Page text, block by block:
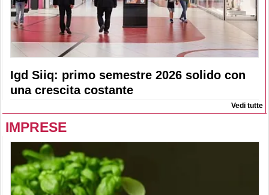
Igd Siiq: primo semestre 2026 solido con
una crescita costante
Vedi tutte
IMPRESE